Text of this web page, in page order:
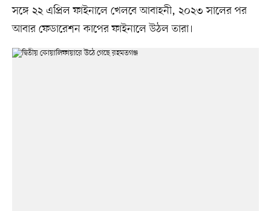
সঙ্গে ২২ এপ্রিল ফাইনালে খেলবে আবাহনী, ২০২৩ সালের পর
আবার ফেডারেশন কাপের ফাইনালে উঠল তারা।